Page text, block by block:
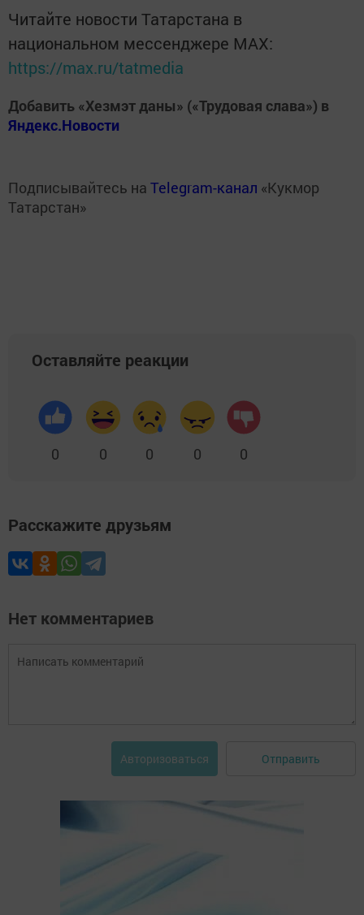
Читайте новости Татарстана в
национальном мессенджере MАХ:
https://max.ru/tatmedia
Добавить «Хезмэт даны» («Трудовая слава») в
Яндекс.Новости
Подписывайтесь на Telegram-канал «Кукмор
Татарстан»
Оставляйте реакции
0 0 0 0 0
Расскажите друзьям
Нет комментариев
Авторизоваться Отправить